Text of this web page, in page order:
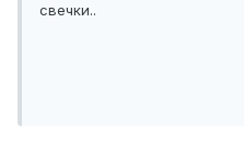
свечки..